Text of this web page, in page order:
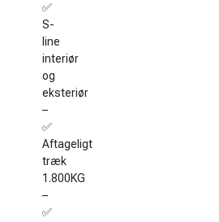
✅
S-
line
interiør
og
eksteriør
–
✅
Aftageligt
træk
1.800KG
–
✅